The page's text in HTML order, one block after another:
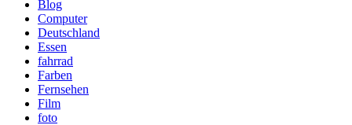
Blog
Computer
Deutschland
Essen
fahrrad
Farben
Fernsehen
Film
foto